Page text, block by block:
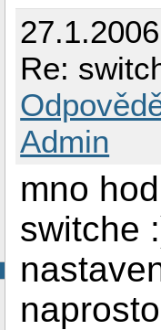
Re:
Admin
mno
switche